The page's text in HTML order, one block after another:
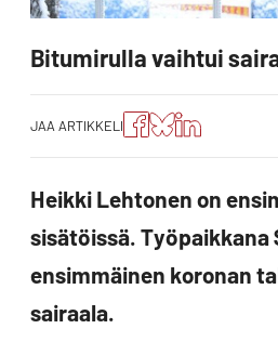
Bitumirulla vaihtui
JAA ARTIKKELI
Jaa
artikkeli
Facebookissa
Jaa
artikkeli
Blueskyssa
Jako:
Jaa
artikkeli
Heikki Lehtonen on
sisätöissä. Työpaikkana
ensimmäinen koronan
sairaala.